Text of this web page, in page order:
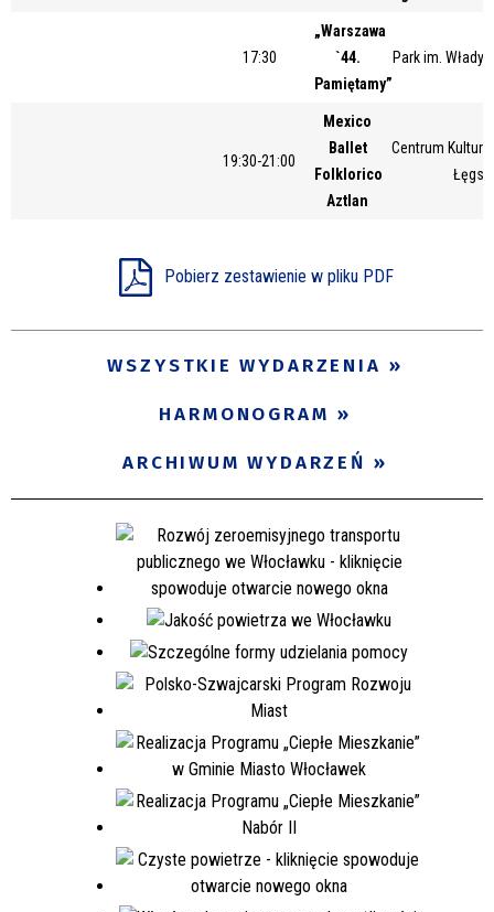
17:30
„Warszawa
`44.
Pamiętamy”
Park im.
19:30-21:00
Mexico
Ballet
Folklorico
Aztlan
Centrum Kultury
Pobierz zestawienie w pliku PDF
WSZYSTKIE WYDARZENIA
HARMONOGRAM
ARCHIWUM WYDARZEŃ